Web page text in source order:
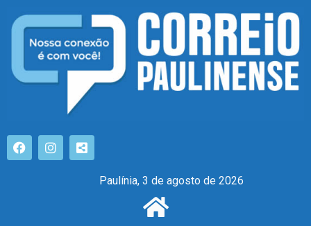
Paulínia, 3 de agosto de 2026